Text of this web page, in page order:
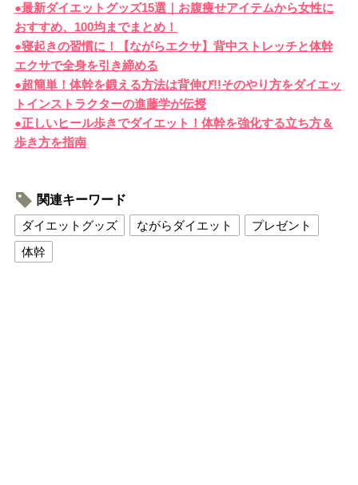
●最新ダイエットグッズ15選｜お腹痩せアイテムから女性に
おすすめ、100均までまとめ！
●寝起きの習慣に！【ながらエクサ】背中ストレッチと体幹
エクサで全身を引き締める
●超簡単！体幹を鍛える方法は背伸び!!そのやり方をダイエッ
トインストラクターの進藤学が伝授
●正しいヒール歩きでダイエット！体幹を強化する立ち方＆
歩き方を指南
関連キーワード
ダイエットグッズ
ながらダイエット
プレゼント
体幹